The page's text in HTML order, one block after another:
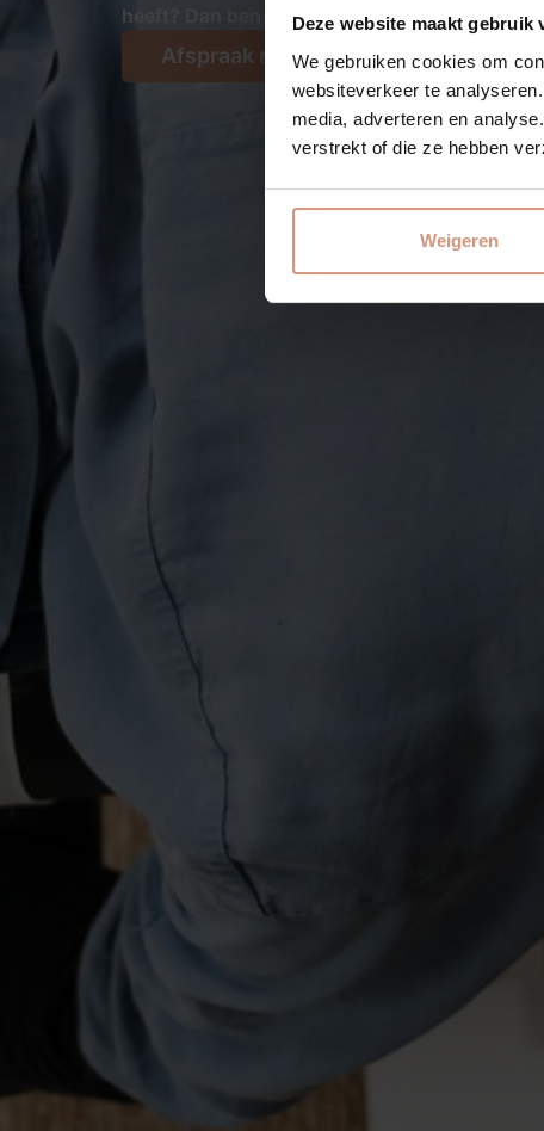
Deze website maakt gebruik
We gebruiken cookies om
websiteverkeer te
media, adverteren en
verstrekt of die ze hebben
Weigeren
heeft? Dan ben je bij ons aan het juiste adres.
Afspraak maken